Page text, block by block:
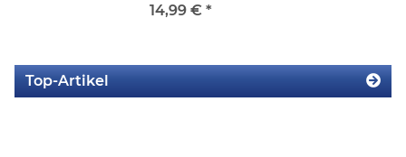
14,99 € *
Top-Artikel